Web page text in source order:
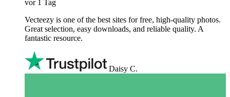
vor 1 Tag
Vecteezy is one of the best sites for free, high‑quality photos.
Great selection, easy downloads, and reliable quality. A
fantastic resource.
Daisy C.